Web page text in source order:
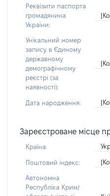
Реквізити паспорта
громадянина
України:
Унікальний номер
запису в Єдиному
державному
демографічному
реєстрі (за
наявності):
Дата народження:
Зареєстроване місце
Країна:
Поштовий індекс:
Автономна
Республіка Крим/